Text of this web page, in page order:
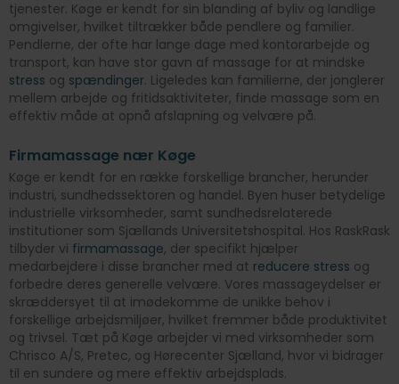
tjenester. Køge er kendt for sin blanding af byliv og landlige
omgivelser, hvilket tiltrækker både pendlere og familier.
Pendlerne, der ofte har lange dage med kontorarbejde og
transport, kan have stor gavn af massage for at mindske
stress og spændinger. Ligeledes kan familierne, der jonglerer
mellem arbejde og fritidsaktiviteter, finde massage som en
effektiv måde at opnå afslapning og velvære på.
Firmamassage nær Køge
Køge er kendt for en række forskellige brancher, herunder
industri, sundhedssektoren og handel. Byen huser betydelige
industrielle virksomheder, samt sundhedsrelaterede
institutioner som Sjællands Universitetshospital. Hos RaskRask
tilbyder vi firmamassage, der specifikt hjælper
medarbejdere i disse brancher med at reducere stress og
forbedre deres generelle velvære. Vores massageydelser er
skræddersyet til at imødekomme de unikke behov i
forskellige arbejdsmiljøer, hvilket fremmer både produktivitet
og trivsel. Tæt på Køge arbejder vi med virksomheder som
Chrisco A/S, Pretec, og Hørecenter Sjælland, hvor vi bidrager
til en sundere og mere effektiv arbejdsplads.